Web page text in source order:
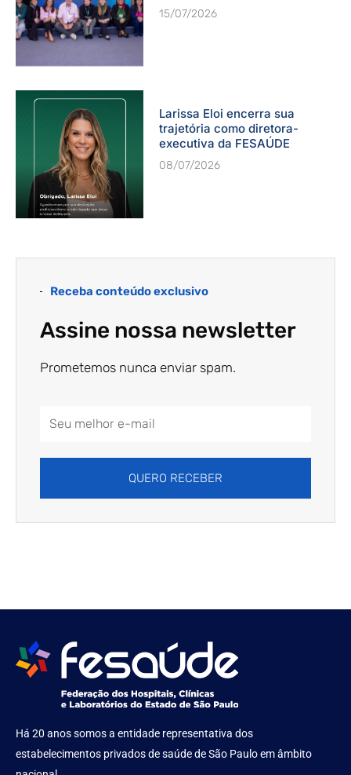
15/07/2026
Larissa Eloi encerra sua
trajetória como diretora-
executiva da FESAÚDE
08/07/2026
Receba conteúdo exclusivo
Assine nossa newsletter
Prometemos nunca enviar spam.
QUERO RECEBER
Há 20 anos somos a entidade representativa dos
estabelecimentos privados de saúde de São Paulo em âmbito